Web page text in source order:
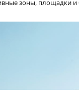
зоны, площадки и